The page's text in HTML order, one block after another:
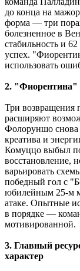
до конца на
форма — три
болезненное в
стабильность и
успех.
использовать
2. "Фиорентина"
Три возвращения
расширяют
Фолоруншо снова
креатива и
Комуццо выбыл
восстановление,
варьировать
победный гол с
юбилейным 25-м
атаке. Опытные
в порядке —
мотивированной.
3. Главный
характер